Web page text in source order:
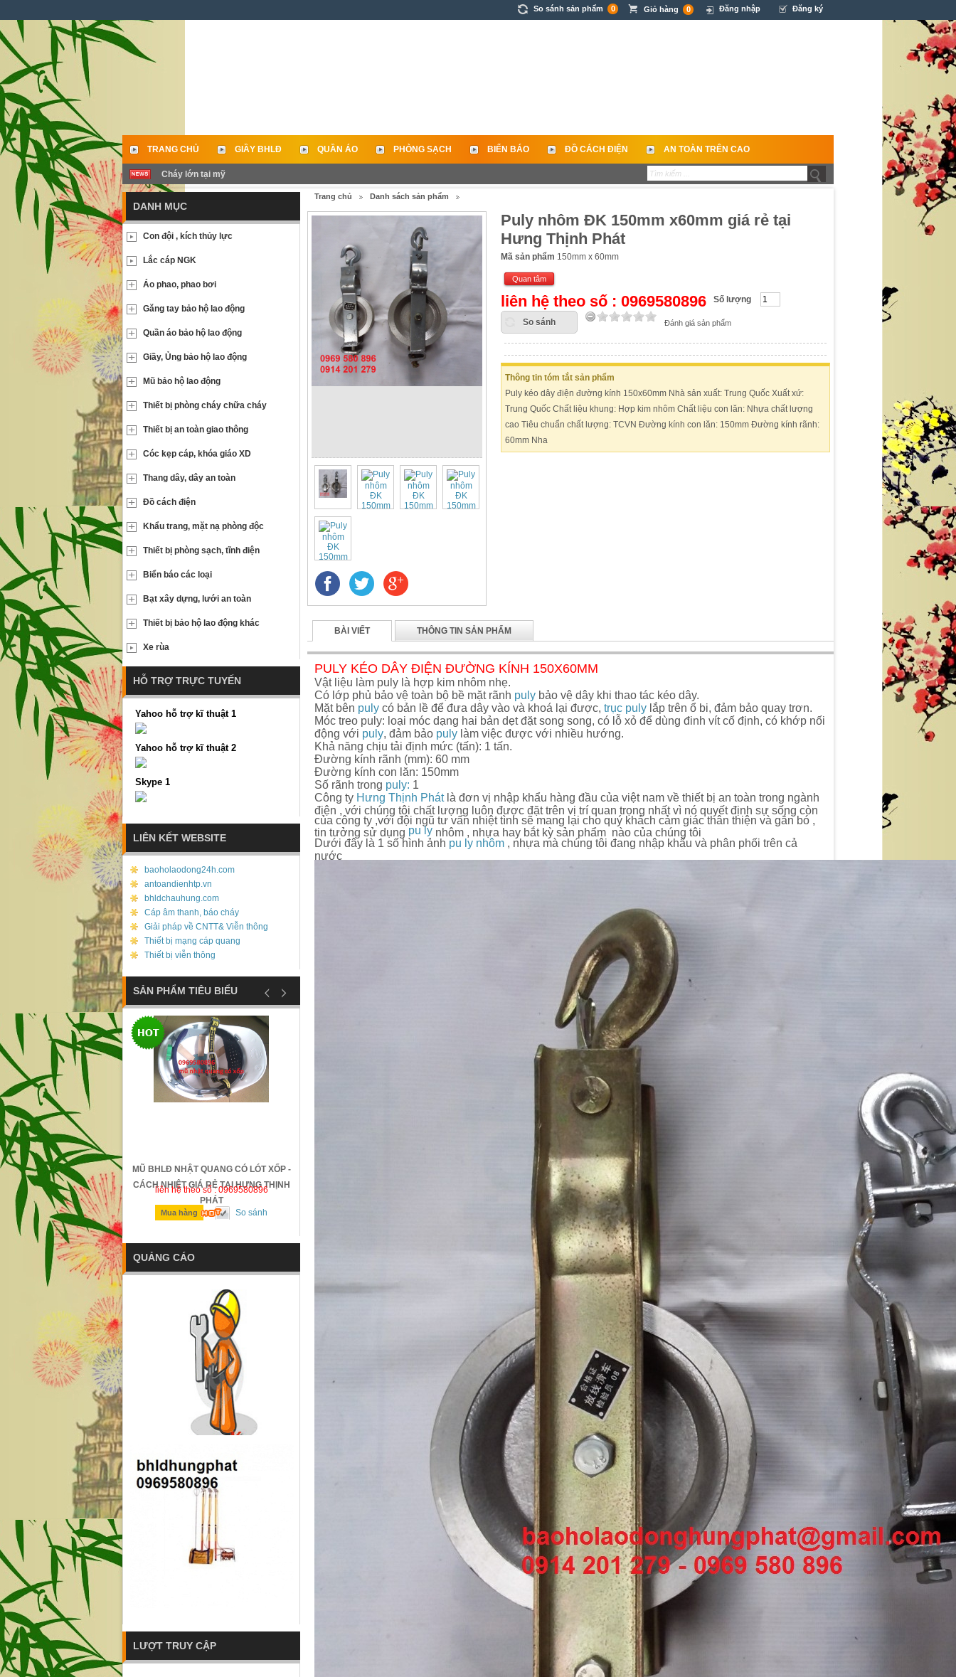
So sánh sản phẩm 0 Giỏ hàng 0 Đăng nhập Đăng ký
TRANG CHỦ GIẦY BHLĐ QUẦN ÁO PHÒNG SẠCH BIỂN BÁO ĐỒ CÁCH ĐIỆN AN TOÀN TRÊN CAO
LIÊN HỆ
Cháy lớn tại mỹ
Trang chủ Danh sách sản phẩm
Puly nhôm ĐK 150mm x60mm giá rẻ tại
Hưng Thịnh Phát
Mã sản phẩm 150mm x 60mm
Quan tâm
liên hệ theo số : 0969580896 Số lượng
So sánh Đánh giá sản phẩm
Thông tin tóm tắt sản phẩm
Puly kéo dây điện đường kính 150x60mm Nhà sản xuất: Trung Quốc Xuất xứ:
Trung Quốc Chất liệu khung: Hợp kim nhôm Chất liệu con lăn: Nhựa chất lượng
cao Tiêu chuẩn chất lượng: TCVN Đường kính con lăn: 150mm Đường kính rãnh:
60mm Nha
BÀI VIẾT THÔNG TIN SẢN PHẨM
PULY KÉO DÂY ĐIỆN ĐƯỜNG KÍNH 150X60MM
Vật liệu làm puly là hợp kim nhôm nhẹ.
Có lớp phủ bảo vệ toàn bộ bề mặt rãnh puly bảo vệ dây khi thao tác kéo dây.
Mặt bên puly có bản lề để đưa dây vào và khoá lại được, trục puly lắp trên ổ bi, đảm bảo quay trơn.
Móc treo puly: loại móc dạng hai bản dẹt đặt song song, có lỗ xỏ để dùng đinh vít cố định, có khớp nối
động với puly, đảm bảo puly làm việc được với nhiều hướng.
Khả năng chịu tải định mức (tấn): 1 tấn.
Đường kính rãnh (mm): 60 mm
Đường kính con lăn: 150mm
Số rãnh trong puly: 1
Công ty Hưng Thịnh Phát là đơn vị nhập khẩu hàng đầu của việt nam về thiết bị an toàn trong ngành
điện , với chúng tôi chất lượng luôn được đặt trên vị trí quan trọng nhất vì nó quyết định sự sống còn
của công ty ,với đội ngũ tư vấn nhiệt tình sẽ mang lại cho quý khách cảm giác thân thiện và gắn bó ,
tin tưởng sử dụng pu ly nhôm , nhựa hay bắt kỳ sản phẩm nào của chúng tôi
Dưới đây là 1 số hình ảnh pu ly nhôm , nhựa mà chúng tôi đang nhập khẩu và phân phối trên cả
nước
DANH MỤC
Con đội , kích thủy lực
Lắc cáp NGK
Áo phao, phao bơi
Găng tay bảo hộ lao động
Quần áo bảo hộ lao động
Giầy, Ủng bảo hộ lao động
Mũ bảo hộ lao động
Thiết bị phòng cháy chữa cháy
Thiết bị an toàn giao thông
Cóc kẹp cáp, khóa giáo XD
Thang dây, dây an toàn
Đồ cách điện
Khẩu trang, mặt nạ phòng độc
Thiết bị phòng sạch, tĩnh điện
Biển báo các loại
Bạt xây dựng, lưới an toàn
Thiết bị bảo hộ lao động khác
Xe rùa
HỖ TRỢ TRỰC TUYẾN
Yahoo hỗ trợ kĩ thuật 1
Yahoo hỗ trợ kĩ thuật 2
Skype 1
LIÊN KẾT WEBSITE
baoholaodong24h.com
antoandienhtp.vn
bhldchauhung.com
Cáp âm thanh, báo cháy
Giải pháp về CNTT& Viễn thông
Thiết bị mạng cáp quang
Thiết bị viễn thông
SẢN PHẨM TIÊU BIỂU
NHẬT QUANG CÓ LÓT XỐP -
GIÁ RẺ TẠI HƯNG THỊNH
PHÁT
hệ theo số : 0969580896
Mua hàng So sánh
GỜ GIẢM TỐC BẰNG THÉP ĐÚC
liên hệ theo số : 0969580896
Mua hàng So sánh
GĂNG TAY CHỐNG AXIT MÀU ĐEN DÀI
56 CM - XUẤT XỨ TRUNG QUỐC
liên hệ theo số : 0969580896
So sánh
BIỂN BÁO GIAO THÔNG 301
liên hệ theo số : 0969580896
Mua hàng So sánh
QUẢNG CÁO
LƯỢT TRUY CẬP